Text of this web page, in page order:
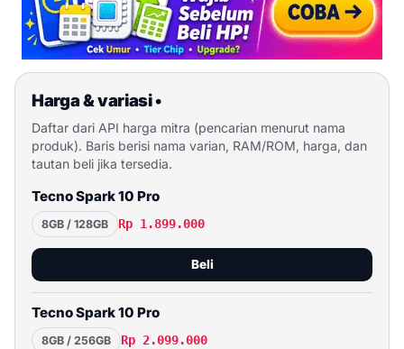
Harga & variasi•
Daftar dari API harga mitra (pencarian menurut nama
produk). Baris berisi nama varian, RAM/ROM, harga, dan
tautan beli jika tersedia.
Tecno Spark 10 Pro
8GB / 128GB Rp 1.899.000
Beli
Tecno Spark 10 Pro
8GB / 256GB Rp 2.099.000